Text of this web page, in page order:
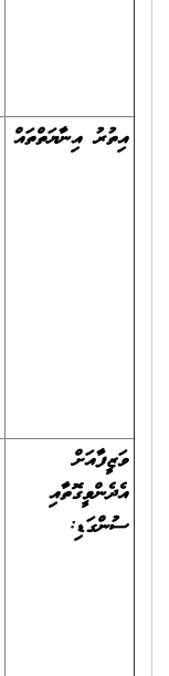
އިތުރު އިނާޔަތްތައް
ވަޒީފާއަށް
އެދެންވީގޮތާއި
ސުންގަޑި: